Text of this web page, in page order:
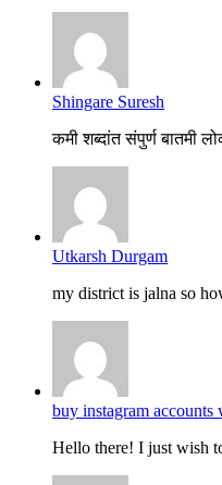
Shingare Suresh
कमी शब्दांत संपुर्ण बातमी
Utkarsh Durgam
my district is jalna so
buy instagram
Hello there! I just wish